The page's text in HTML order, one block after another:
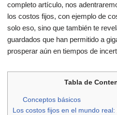
completo artículo, nos
los costos fijos, con ejemplo de
solo eso, sino que también te
guardados que han permitido a
prosperar aún en tiempos de
Tabla de
Conceptos básicos
Los costos fijos en el mundo